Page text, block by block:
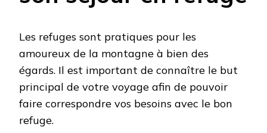
Les refuges sont pratiques pour les
amoureux de la montagne à bien des
égards. Il est important de connaître le but
principal de votre voyage afin de pouvoir
faire correspondre vos besoins avec le bon
refuge.